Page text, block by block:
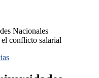
Nacionales
conflicto salarial